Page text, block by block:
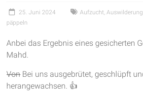
Luft
und
Bewegung
25. Juni 2024 Aufzucht,Auswilderung
päppeln
Anbei das Ergebnis eines gesicherten
Mahd.
VonBei uns ausgebrütet, geschlüpft
herangewachsen. 👍